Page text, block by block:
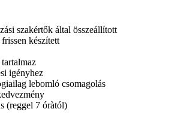
szakértők által összeállított
készített
igényhez
lebomló csomagolás
(reggel 7 óràtól)